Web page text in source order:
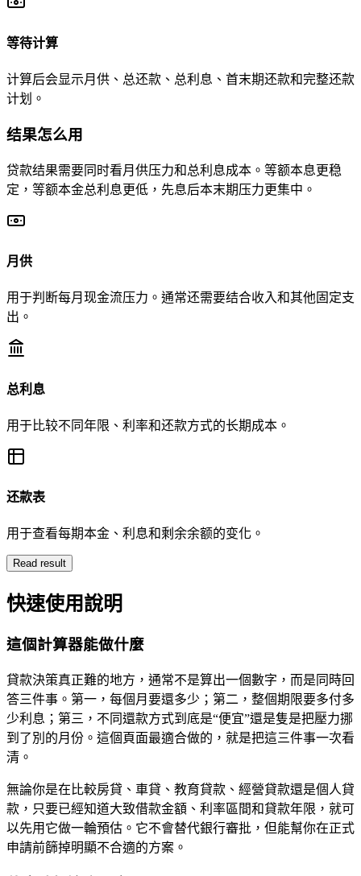
等待计算
计算后会显示月供、总还款、总利息、首末期还款和完整还款
计划。
结果怎么用
贷款结果需要同时看月供压力和总利息成本。等额本息更稳
定，等额本金总利息更低，先息后本末期压力更集中。
月供
用于判断每月现金流压力。通常还需要结合收入和其他固定支
出。
总利息
用于比较不同年限、利率和还款方式的长期成本。
还款表
用于查看每期本金、利息和剩余余额的变化。
Read result
快速使用說明
這個計算器能做什麼
貸款決策真正難的地方，通常不是算出一個數字，而是同時回
答三件事。第一，每個月要還多少；第二，整個期限要多付多
少利息；第三，不同還款方式到底是“便宜”還是隻是把壓力挪
到了別的月份。這個頁面最適合做的，就是把這三件事一次看
清。
無論你是在比較房貸、車貸、教育貸款、經營貸款還是個人貸
款，只要已經知道大致借款金額、利率區間和貸款年限，就可
以先用它做一輪預估。它不會替代銀行審批，但能幫你在正式
申請前篩掉明顯不合適的方案。